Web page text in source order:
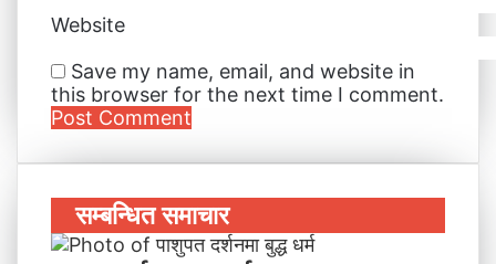
Website
Save my name, email, and website in
this browser for the next time I comment.
सम्बन्धित समाचार